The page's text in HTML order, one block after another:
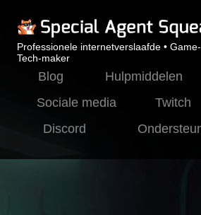
Professionele internetverslaafde •
Tech-maker
Blog Hulpmiddelen
Sociale media
Twitch
Discord